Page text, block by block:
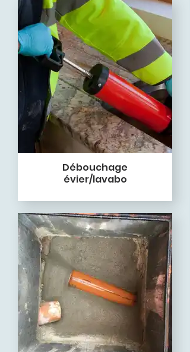
Débouchage
évier/lavabo